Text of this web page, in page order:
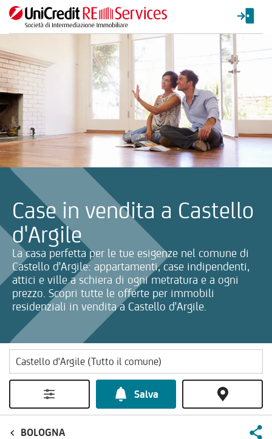
Case in vendita a Castello
d'Argile
La casa perfetta per le tue esigenze nel comune di
Castello d'Argile: appartamenti, case indipendenti,
attici e ville a schiera di ogni metratura e a ogni
prezzo. Scopri tutte le offerte per immobili
residenziali in vendita a Castello d'Argile.
La ricerca verrà inviata automaticamente alla selezione delle
Salva
BOLOGNA